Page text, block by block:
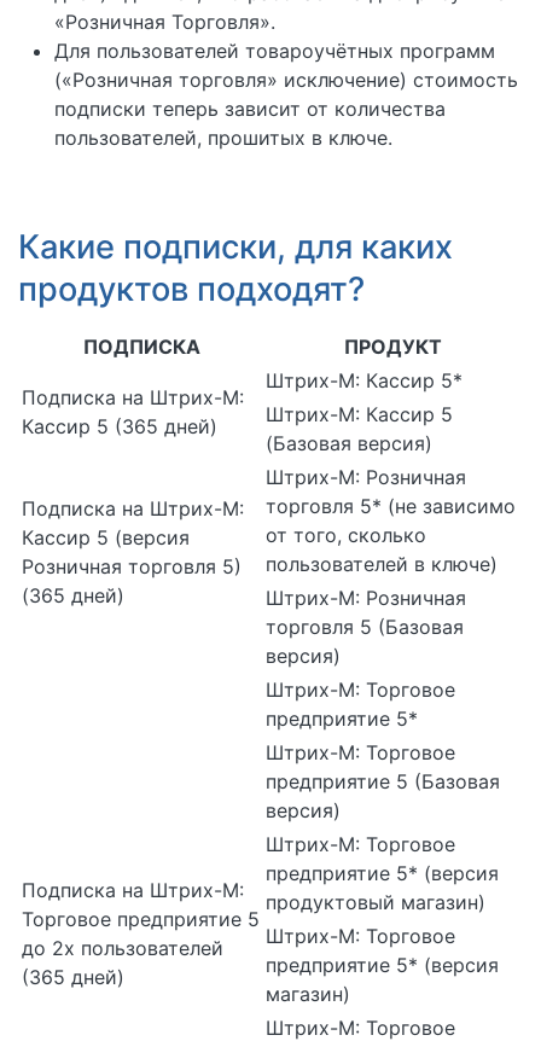
«Розничная Торговля».
Для пользователей товароучётных программ
(«Розничная торговля» исключение) стоимость
подписки теперь зависит от количества
пользователей, прошитых в ключе.
Какие подписки, для каких
продуктов подходят?
ПОДПИСКА ПРОДУКТ
Подписка на Штрих-М:
Кассир 5 (365 дней)
Штрих-М: Кассир 5*
Штрих-М: Кассир 5
(Базовая версия)
Подписка на Штрих-М:
Кассир 5 (версия
Розничная торговля 5)
(365 дней)
Штрих-М: Розничная
торговля 5* (не зависимо
от того, сколько
пользователей в ключе)
Штрих-М: Розничная
торговля 5 (Базовая
версия)
Подписка на Штрих-М:
Торговое предприятие 5
до 2х пользователей
(365 дней)
Штрих-М: Торговое
предприятие 5*
Штрих-М: Торговое
предприятие 5 (Базовая
версия)
Штрих-М: Торговое
предприятие 5* (версия
продуктовый магазин)
Штрих-М: Торговое
предприятие 5* (версия
магазин)
Штрих-М: Торговое